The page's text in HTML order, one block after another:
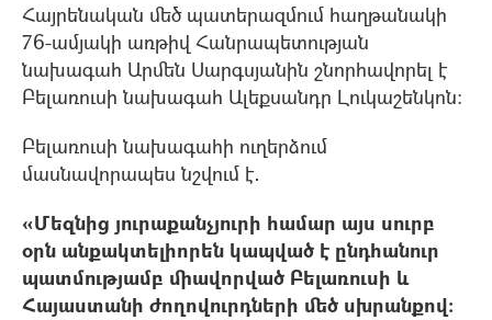
Հայրենական մեծ պատերազմում հաղթանակի
76-ամյակի առթիվ Հանրապետության
նախագաh Արմեն Սարգսյանին շնորհավորել է
Բելառուսի նախագահ Ալեքսանդր Լուկաշենկոն։
Բելառուսի նախագահի ուղերձում
մասնավորապես նշվում է․
«Մեզնից յուրաքանչյուրի համար այս սուրբ
օրն անքակտելիորեն կապված է ընդհանուր
պատմությամբ միավորված Բելառուսի և
Հայաստանի ժողովուրդների մեծ սխրանքով: